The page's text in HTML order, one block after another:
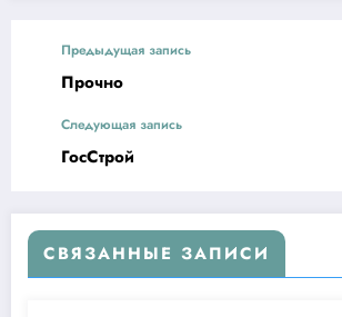
Предыдущая запись
Прочно
Следующая запись
ГосСтрой
СВЯЗАННЫЕ ЗАПИСИ